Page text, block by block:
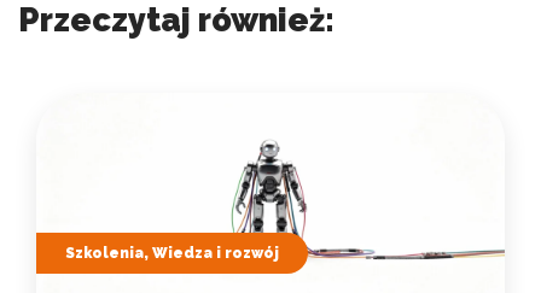
Przeczytaj również:
Szkolenia, Wiedza i rozwój